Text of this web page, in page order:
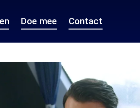
Doe mee Contact